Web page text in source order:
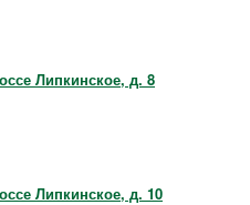
Липкинское, д. 8
Липкинское, д. 10